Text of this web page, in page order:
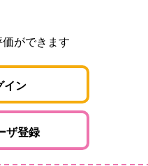
価ができます
イン
ザ登録